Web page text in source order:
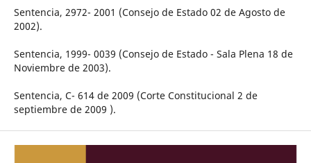
Sentencia, 2972- 2001 (Consejo de Estado 02 de Agosto de
2002).
Sentencia, 1999- 0039 (Consejo de Estado - Sala Plena 18 de
Noviembre de 2003).
Sentencia, C- 614 de 2009 (Corte Constitucional 2 de
septiembre de 2009 ).